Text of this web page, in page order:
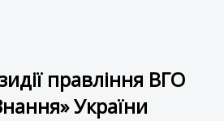
правління ВГО
України